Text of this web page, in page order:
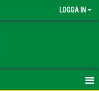
LOGGA IN